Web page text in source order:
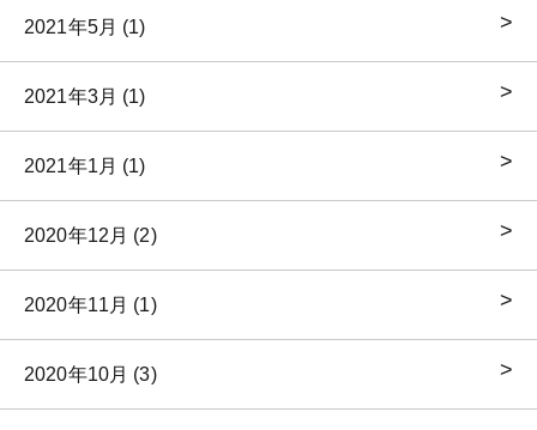
2021年5月 (1)
2021年3月 (1)
2021年1月 (1)
2020年12月 (2)
2020年11月 (1)
2020年10月 (3)